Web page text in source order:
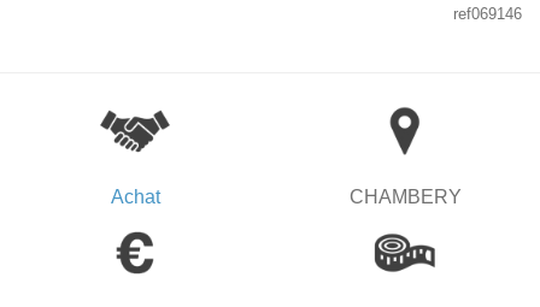
ref069146
Achat CHAMBERY